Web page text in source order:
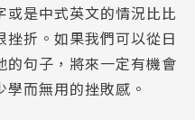
是中式英文的情況比比
折。如果我們可以從日
的句子，將來一定有機會
而無用的挫敗感。